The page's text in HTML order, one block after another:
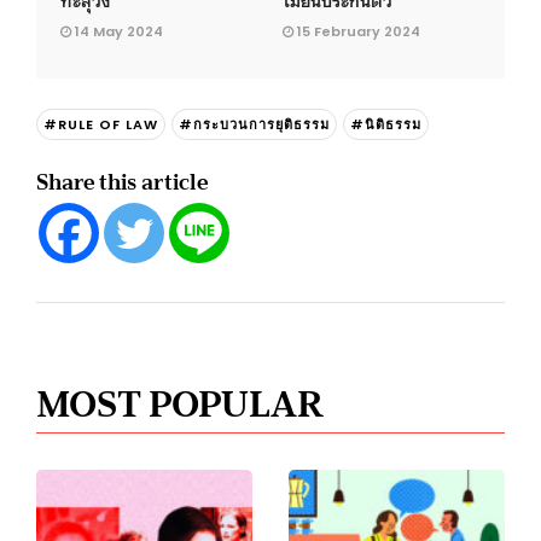
14 May 2024 15 February 2024
#RULE OF LAW #กระบวนการยุติธรรม #นิติธรรม
Share this article
MOST POPULAR